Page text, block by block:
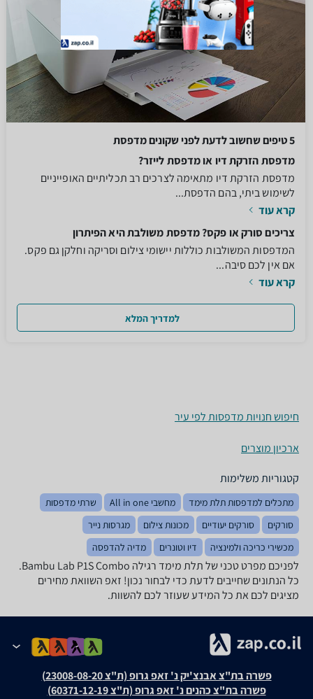
5 טיפים שחשוב לדעת לפני שקונים מדפסת
מדפסת הזרקת דיו או מדפסת לייזר?
מדפסת הזרקת דיו מתאימה לצרכים רב תכליתיים האופייניים
לשימוש ביתי, בהם הדפסת...
קרא עוד
צריכים סורק או פקס? מדפסת משולבת היא הפיתרון
המדפסות המשולבות כוללות יישומי צילום וסריקה וחלקן גם פקס.
אם אין לכם סיבה...
קרא עוד
למדריך המלא
חיפוש חנויות מדפסות לפי עיר
ארכיון מוצרים
קטגוריות משלימות
מתכלים למדפסות תלת מימד מחשבי All in one
שרתי מדפסות
סורקים
סורקים יעודיים מכונות צילום
מגרסות נייר
מכשירי כריכה ולמינציה
דיו וטונרים מדיה להדפסה
לפניכם מפרט טכני של ‏תלת מימד ‏רגילה Bambu Lab P1S Combo.
כל הנתונים שחייבים לדעת כדי לבחור נכון! זאפ השוואת מחירים
מציגים לכם את כל המידע שעוזר לכם להשוות.
פשרה בת"צ אבנצ'יק נ' זאפ גרופ (ת"צ 23008-08-20)
פשרה בת"צ כהנים נ' זאפ גרופ (ת"צ 60371-12-19)